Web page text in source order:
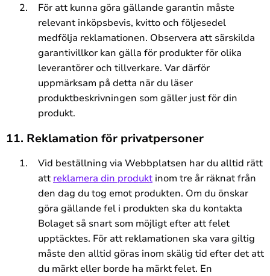
För att kunna göra gällande garantin måste
relevant inköpsbevis, kvitto och följesedel
medfölja reklamationen. Observera att särskilda
garantivillkor kan gälla för produkter för olika
leverantörer och tillverkare. Var därför
uppmärksam på detta när du läser
produktbeskrivningen som gäller just för din
produkt.
11. Reklamation för privatpersoner
Vid beställning via Webbplatsen har du alltid rätt
att reklamera din produkt inom tre år räknat från
den dag du tog emot produkten. Om du önskar
göra gällande fel i produkten ska du kontakta
Bolaget så snart som möjligt efter att felet
upptäcktes. För att reklamationen ska vara giltig
måste den alltid göras inom skälig tid efter det att
du märkt eller borde ha märkt felet. En